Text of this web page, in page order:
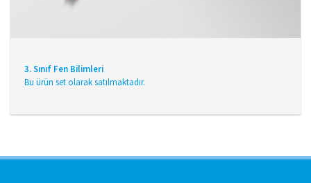
3. Sınıf Fen Bilimleri
Bu ürün set olarak satılmaktadır.